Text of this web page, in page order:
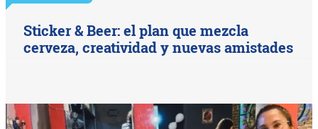
Sticker & Beer: el plan que mezcla
cerveza, creatividad y nuevas amistades